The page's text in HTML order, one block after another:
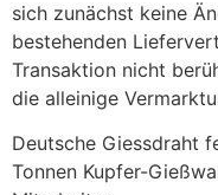
sich zunächst keine
bestehenden
Transaktion nicht
die alleinige
Deutsche Giessdraht
Tonnen Kupfer-